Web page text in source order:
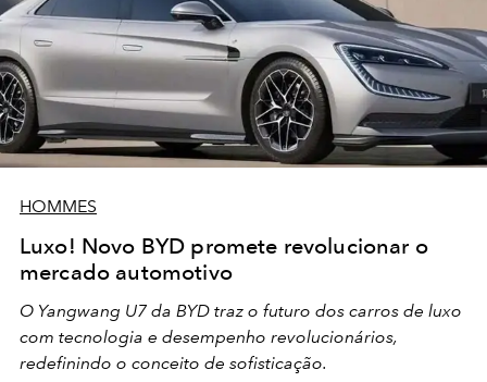
HOMMES
Luxo! Novo BYD promete revolucionar o
mercado automotivo
O Yangwang U7 da BYD traz o futuro dos carros de luxo
com tecnologia e desempenho revolucionários,
redefinindo o conceito de sofisticação.